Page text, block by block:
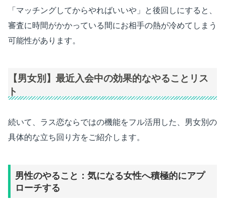
「マッチングしてからやればいいや」と後回しにすると、
審査に時間がかかっている間にお相手の熱が冷めてしまう
可能性があります。
【男女別】最近入会中の効果的なやることリス
ト
続いて、ラス恋ならではの機能をフル活用した、男女別の
具体的な立ち回り方をご紹介します。
男性のやること：気になる女性へ積極的にアプ
ローチする